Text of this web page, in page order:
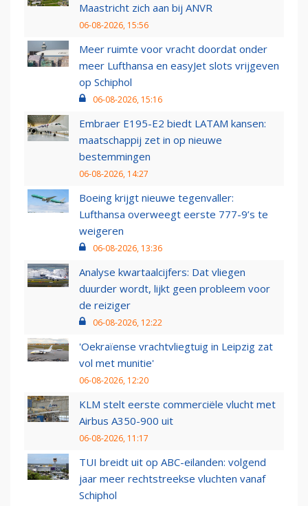
Maastricht zich aan bij ANVR
06-08-2026, 15:56
Meer ruimte voor vracht doordat onder
meer Lufthansa en easyJet slots vrijgeven
op Schiphol
06-08-2026, 15:16
Embraer E195-E2 biedt LATAM kansen:
maatschappij zet in op nieuwe
bestemmingen
06-08-2026, 14:27
Boeing krijgt nieuwe tegenvaller:
Lufthansa overweegt eerste 777-9’s te
weigeren
06-08-2026, 13:36
Analyse kwartaalcijfers: Dat vliegen
duurder wordt, lijkt geen probleem voor
de reiziger
06-08-2026, 12:22
'Oekraïense vrachtvliegtuig in Leipzig zat
vol met munitie'
06-08-2026, 12:20
KLM stelt eerste commerciële vlucht met
Airbus A350-900 uit
06-08-2026, 11:17
TUI breidt uit op ABC-eilanden: volgend
jaar meer rechtstreekse vluchten vanaf
Schiphol